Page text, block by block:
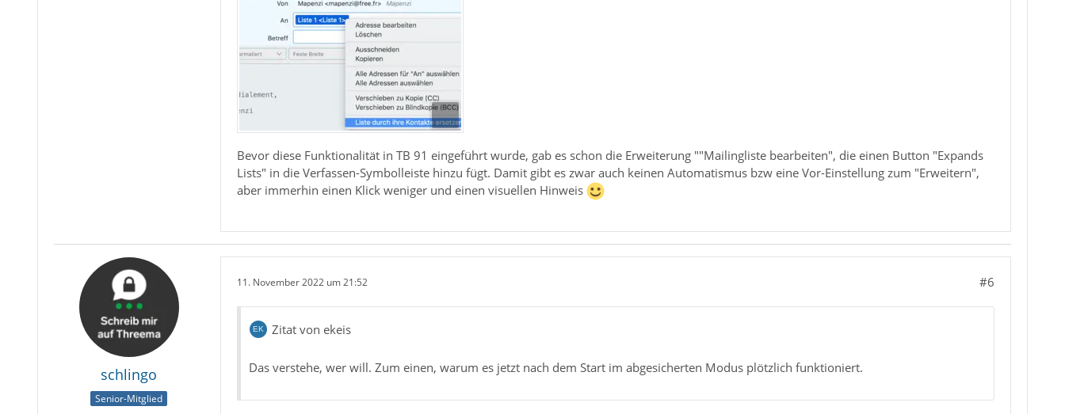
Bevor diese Funktionalität in TB 91 eingeführt wurde, gab es schon die Erweiterung ""Mailingliste bearbeiten", die einen Button "Expands
Lists" in die Verfassen-Symbolleiste hinzu fügt. Damit gibt es zwar auch keinen Automatismus bzw eine Vor-Einstellung zum "Erweitern",
aber immerhin einen Klick weniger und einen visuellen Hinweis
schlingo
Senior-Mitglied
11. November 2022 um 21:52 #6
Zitat von ekeis
Das verstehe, wer will. Zum einen, warum es jetzt nach dem Start im abgesicherten Modus plötzlich funktioniert.